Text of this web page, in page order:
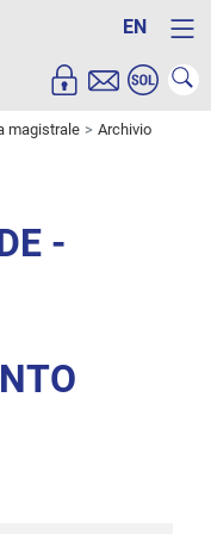
EN
magistrale
Archivio
-